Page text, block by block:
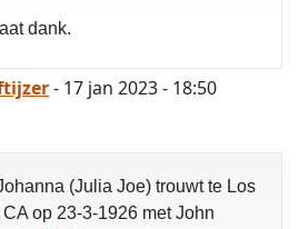
dank.
- 17 jan 2023 - 18:50
(Julia Joe) trouwt te Los
op 23-3-1926 met John